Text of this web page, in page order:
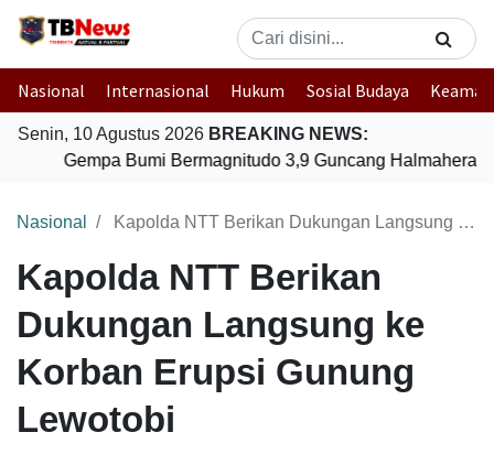
Nasional Internasional Hukum Sosial Budaya
Senin, 10 Agustus 2026 BREAKING NEWS:
Gempa Bumi Bermagnitudo 3,9 Guncang Halmahera
Nasional Kapolda NTT Berikan Dukungan Langsung ke Korban Erupsi Gunung Lewotobi
Kapolda NTT Berikan
Dukungan Langsung ke
Korban Erupsi Gunung
Lewotobi